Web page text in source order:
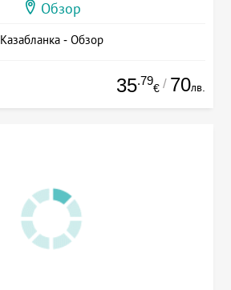
Обзор
Казабланка - Обзор
35.79
€ / 70лв.